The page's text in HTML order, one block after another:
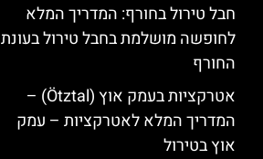
חבל טירול בחורף: המדריך המלא
לחופשה מושלמת בחבל טירול בעונת
החורף
אטרקציות בעמק אוץ (Ötztal) –
המדריך המלא לאטרקציות – עמק
אוץ בטירול